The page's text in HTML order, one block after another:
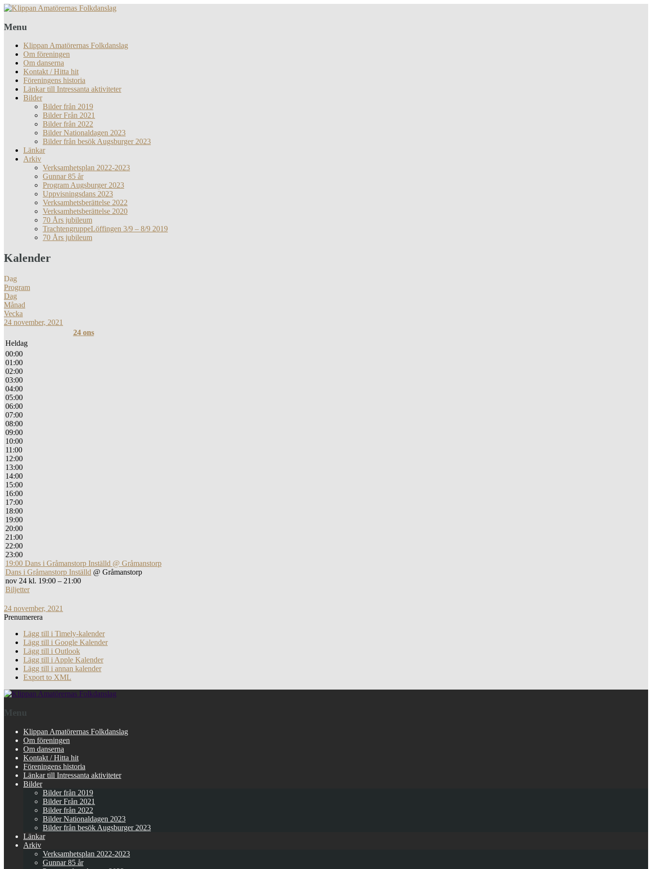
Menu
Klippan Amatörernas Folkdanslag
Om föreningen
Om danserna
Kontakt / Hitta hit
Föreningens historia
Länkar till Intressanta aktiviteter
Bilder
Bilder från 2019
Bilder Från 2021
Bilder från 2022
Bilder Nationaldagen 2023
Bilder från besök Augsburger 2023
Länkar
Arkiv
Verksamhetsplan 2022-2023
Gunnar 85 år
Program Augsburger 2023
Uppvisningsdans 2023
Verksamhetsberättelse 2022
Verksamhetsberättelse 2020
70 Års jubileum
TrachtengruppeLöffingen 3/9 – 8/9 2019
70 Års jubileum
Kalender
Dag
Program
Dag
Månad
Vecka
24 november, 2021
24 ons
Heldag
00:00
01:00
02:00
03:00
04:00
05:00
06:00
07:00
08:00
09:00
10:00
11:00
12:00
13:00
14:00
15:00
16:00
17:00
18:00
19:00
20:00
21:00
22:00
23:00
19:00 Dans i Gråmanstorp Inställd @ Gråmanstorp
Dans i Gråmanstorp Inställd @ Gråmanstorp
nov 24 kl. 19:00 – 21:00
Biljetter
24 november, 2021
Prenumerera
Lägg till i Timely-kalender
Lägg till i Google Kalender
Lägg till i Outlook
Lägg till i Apple Kalender
Lägg till i annan kalender
Export to XML
Menu
Klippan Amatörernas Folkdanslag
Om föreningen
Om danserna
Kontakt / Hitta hit
Föreningens historia
Länkar till Intressanta aktiviteter
Bilder
Bilder från 2019
Bilder Från 2021
Bilder från 2022
Bilder Nationaldagen 2023
Bilder från besök Augsburger 2023
Länkar
Arkiv
Verksamhetsplan 2022-2023
Gunnar 85 år